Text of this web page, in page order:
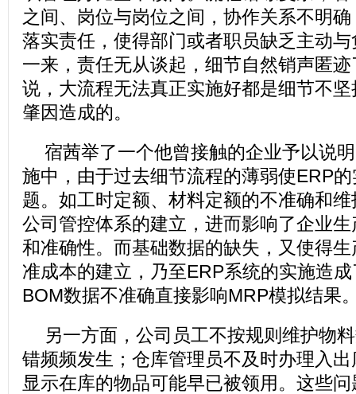
之间、岗位与岗位之间，协作关系不明
落实责任，使得部门或者职员缺乏主动
一来，责任无从谈起，细节自然销声匿
说，大流程无法真正实施好都是细节不
肇因造成的。
宿茜举了一个他曾接触的企业予以说
施中，由于过去细节流程的薄弱使ERP
题。如工时定额、材料定额的不准确和
公司管控体系的建立，进而影响了企业
和准确性。而基础数据的缺失，又使得
准成本的建立，乃至ERP系统的实施造
BOM数据不准确直接影响MRP模拟结果
另一方面，公司员工不按规则维护物
错频频发生；仓库管理员不及时办理入
显示在库的物品可能早已被领用。这些